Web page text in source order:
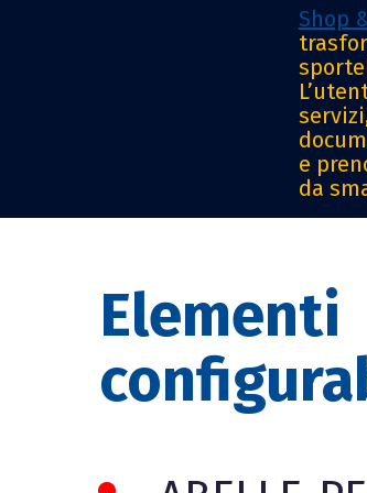
Shop
e
da
Elementi